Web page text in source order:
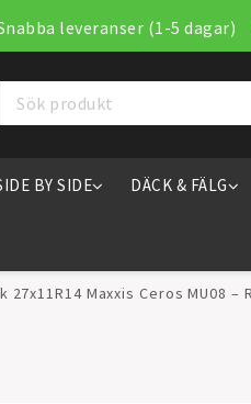
leveranser (1-5 dagar)
BY SIDE DÄCK & FÄLG
27x11R14 Maxxis Ceros MU08 –